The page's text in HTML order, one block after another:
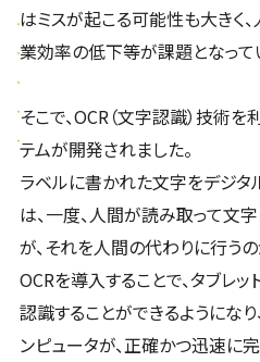
はミスが起こる可能性も大きく
業効率の低下等が課題となって
そこで、OCR（文字認識）技術
テムが開発されました。
ラベルに書かれた文字をデジタ
は、一度、人間が読み取って文
が、それを人間の代わりに行う
OCRを導入することで、タブレ
認識することができるようにな
ンピュータが、正確かつ迅速に